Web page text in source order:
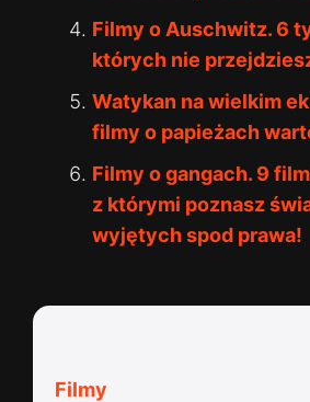
Filmy o Auschwitz. 6
których nie
Watykan na wielkim
filmy o papieżach
Filmy o gangach. 9
z którymi poznasz
wyjętych spod prawa!
Filmy